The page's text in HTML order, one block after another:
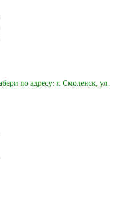
по адресу: г. Смоленск, ул.